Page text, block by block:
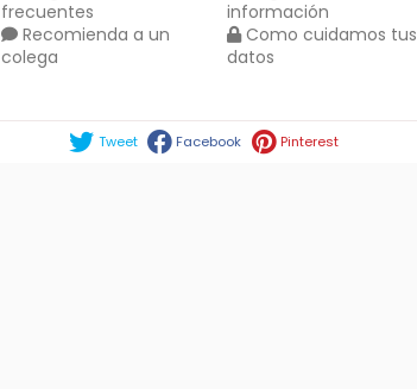
frecuentes
Recomienda a un
colega
información
Como cuidamos tus
datos
Tweet Facebook Pinterest